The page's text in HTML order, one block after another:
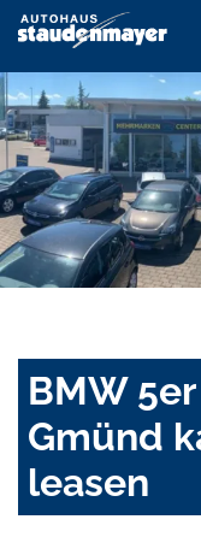
BMW
Gmünd
leasen